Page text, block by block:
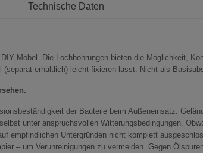
Möbel. Die Lochbohrungen bieten die Möglichkeit,
erhältlich) leicht fixieren lässt. Nicht als
der Bauteile beim Außeneinsatz.
unter anspruchsvollen Witterungsbedingungen.
empfindlichen Untergründen nicht komplett
– um Verunreinigungen zu vermeiden. Gegen
Technische Daten